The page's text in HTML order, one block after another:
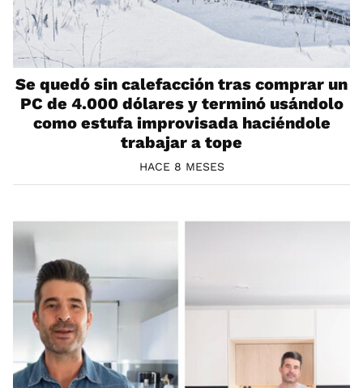
Se quedó sin calefacción tras comprar un
PC de 4.000 dólares y terminó usándolo
como estufa improvisada haciéndole
trabajar a tope
HACE 8 MESES